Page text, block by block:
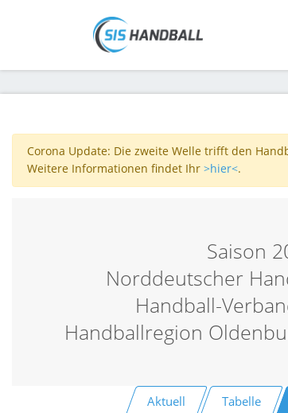
Corona Update: Die zweite Welle trifft den
Weitere Informationen findet Ihr >hier<.
Saison
Norddeutscher
Handball-
Handballregion
Aktuell Tabelle